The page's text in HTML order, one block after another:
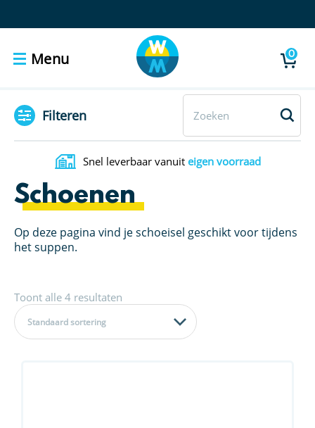
Menu 0
Filteren
Snel leverbaar vanuit eigen voorraad
Schoenen
Op deze pagina vind je schoeisel geschikt voor tijdens
het suppen.
Toont alle 4 resultaten
Standaard sortering